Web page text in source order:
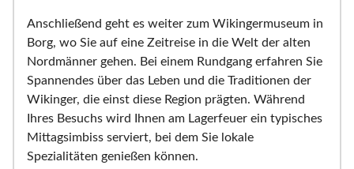
Anschließend geht es weiter zum Wikingermuseum in
Borg, wo Sie auf eine Zeitreise in die Welt der alten
Nordmänner gehen. Bei einem Rundgang erfahren Sie
Spannendes über das Leben und die Traditionen der
Wikinger, die einst diese Region prägten. Während
Ihres Besuchs wird Ihnen am Lagerfeuer ein typisches
Mittagsimbiss serviert, bei dem Sie lokale
Spezialitäten genießen können.